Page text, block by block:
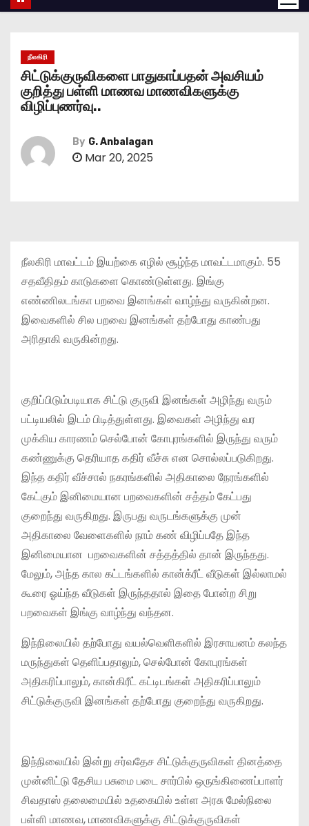
நீலகிரி
சிட்டுக்குருவிகளை பாதுகாப்பதன் அவசியம்
குறித்து பள்ளி மாணவ மாணவிகளுக்கு
விழிப்புணர்வு..
By G. Anbalagan
Mar 20, 2025
நீலகிரி மாவட்டம் இயற்கை எழில் சூழ்ந்த மாவட்டமாகும். 55
சதவீதிதம் காடுகளை கொண்டுள்ளது. இங்கு
எண்ணிலடங்கா பறவை இனங்கள் வாழ்ந்து வருகின்றன.
இவைகளில் சில பறவை இனங்கள் தற்போது காண்பது
அரிதாகி வருகின்றது.
குறிப்பிடும்படியாக சிட்டு குருவி இனங்கள் அழிந்து வரும்
பட்டியலில் இடம் பிடித்துள்ளது. இவைகள் அழிந்து வர
முக்கிய காரணம் செல்போன் கோபுரங்களில் இருந்து வரும்
கண்ணுக்கு தெரியாத கதிர் வீச்சு என சொல்லப்படுகிறது.
இந்த கதிர் வீச்சால் நகரங்களில் அதிகாலை நேரங்களில்
கேட்கும் இனிமையான பறவைகளின் சத்தம் கேட்பது
குறைந்து வருகிறது. இருபது வருடங்களுக்கு முன்
அதிகாலை வேளைகளில் நாம் கண் விழிப்பதே இந்த
இனிமையான பறவைகளின் சத்தத்தில் தான் இருந்தது.
மேலும், அந்த கால கட்டங்களில் கான்க்ரீட் வீடுகள் இல்லாமல்
கூரை ஓய்ந்த வீடுகள் இருந்ததால் இதை போன்ற சிறு
பறவைகள் இங்கு வாழ்ந்து வந்தன.
இந்நிலையில் தற்போது வயல்வெளிகளில் இரசாயனம் கலந்த
மருந்துகள் தெளிப்பதாலும், செல்போன் கோபுரங்கள்
அதிகரிப்பாலும், கான்கிரீட் கட்டிடங்கள் அதிகரிப்பாலும்
சிட்டுக்குருவி இனங்கள் தற்போது குறைந்து வருகிறது.
இந்நிலையில் இன்று சர்வதேச சிட்டுக்குருவிகள் தினத்தை
முன்னிட்டு தேசிய பசுமை படை சார்பில் ஒருங்கிணைப்பாளர்
சிவதாஸ் தலைமையில் உதகையில் உள்ள அரசு மேல்நிலை
பள்ளி மாணவ, மாணவிகளுக்கு சிட்டுக்குருவிகள்